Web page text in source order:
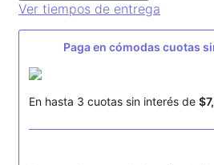
Ver tiempos de entrega
En hasta 3 cuotas sin interés de $7,